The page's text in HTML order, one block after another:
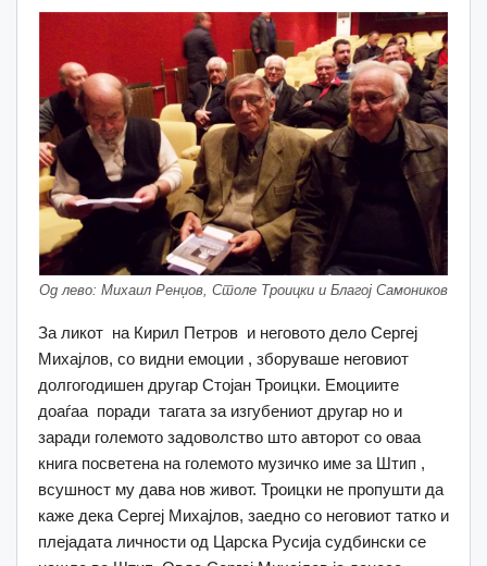
Од лево: Михаил Ренџов, Столе Троицки и Благој Самоников
За ликот на Кирил Петров и неговото дело Сергеј
Михајлов, со видни емоции , зборуваше неговиот
долгогодишен другар Стојан Троицки. Емоциите
доаѓаа поради тагата за изгубениот другар но и
заради големото задоволство што авторот со оваа
книга посветена на големото музичко име за Штип ,
всушност му дава нов живот. Троицки не пропушти да
каже дека Сергеј Михајлов, заедно со неговиот татко и
плејадата личности од Царска Русија судбински се